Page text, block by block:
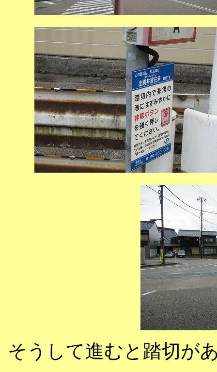
そうして進むと踏切が